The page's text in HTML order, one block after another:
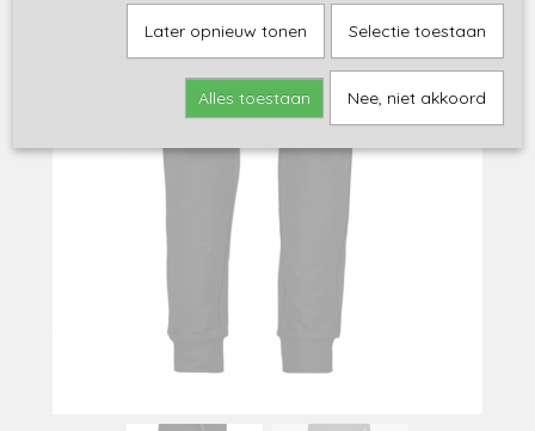
Later opnieuw tonen Selectie toestaan
Alles toestaan Nee, niet akkoord